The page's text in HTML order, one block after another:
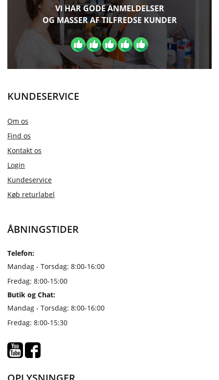
VI HAR GODE ANMELDELSER
OG MASSER AF TILFREDSE KUNDER
KUNDESERVICE
Om os
Find os
Kontakt os
Login
Kundeservice
Køb returlabel
ÅBNINGSTIDER
Telefon:
Mandag - Torsdag: 8:00-16:00
Fredag: 8:00-15:00
Butik og Chat:
Mandag - Torsdag: 8:00-16:00
Fredag: 8:00-15:30